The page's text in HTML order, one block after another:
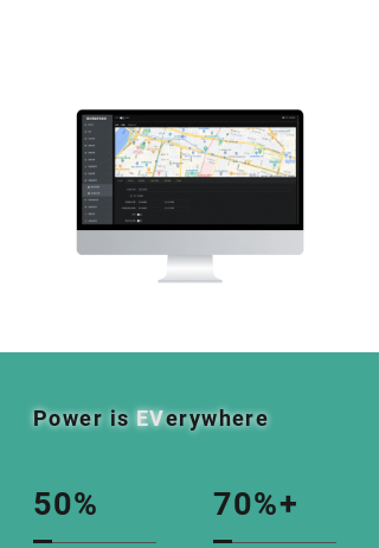
Power isEVerywhere
50% 70%+